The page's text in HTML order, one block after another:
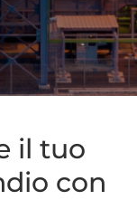
il tuo
con